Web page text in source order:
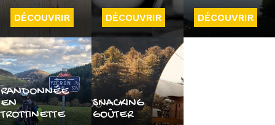
DÉCOUVRIR DÉCOUVRIR DÉCOUVRIR
RANDONNÉE
EN
TROTTINETTE
SNACKING
GOÛTER